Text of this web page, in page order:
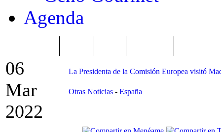
Agenda
06
Mar
2022
La Presidenta de la Comisión Europea visitó
Otras Noticias - España